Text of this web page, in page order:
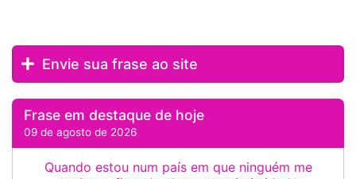
Envie sua frase ao site
Frase em destaque de hoje
09 de agosto de 2026
Quando estou num país em que ninguém me